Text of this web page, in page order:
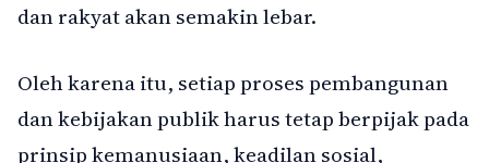
dan rakyat akan semakin lebar.
Oleh karena itu, setiap proses pembangunan
dan kebijakan publik harus tetap berpijak pada
prinsip kemanusiaan, keadilan sosial,